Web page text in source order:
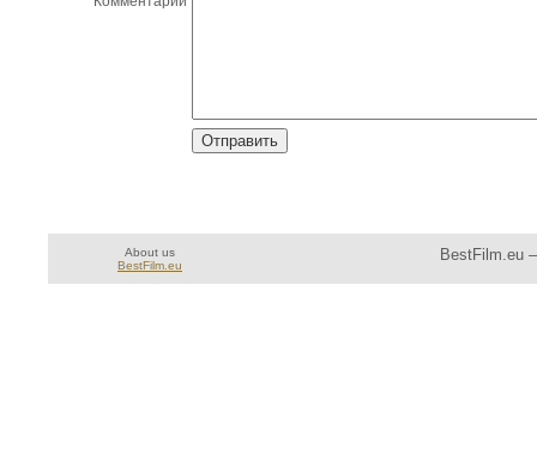
About us
BestFilm.eu
BestFilm.eu